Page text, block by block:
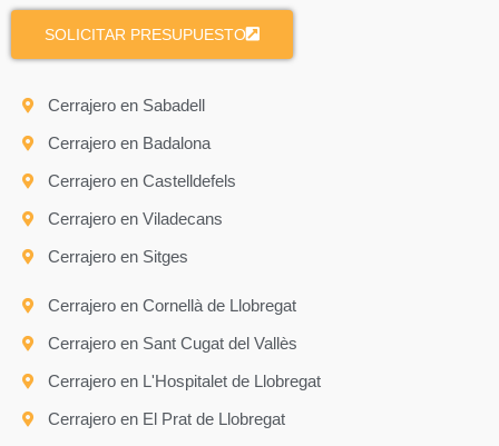
SOLICITAR PRESUPUESTO
Cerrajero en Sabadell
Cerrajero en Badalona
Cerrajero en Castelldefels
Cerrajero en Viladecans
Cerrajero en Sitges
Cerrajero en Cornellà de Llobregat
Cerrajero en Sant Cugat del Vallès
Cerrajero en L'Hospitalet de Llobregat
Cerrajero en El Prat de Llobregat